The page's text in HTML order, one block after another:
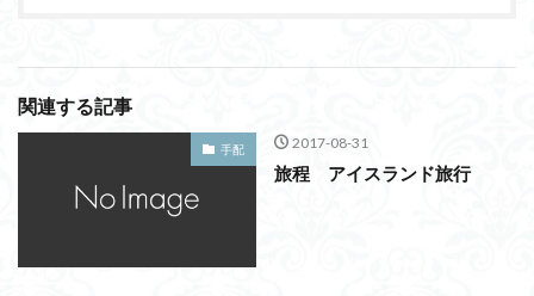
関連する記事
手配 2017-08-31
旅程 アイスランド旅行